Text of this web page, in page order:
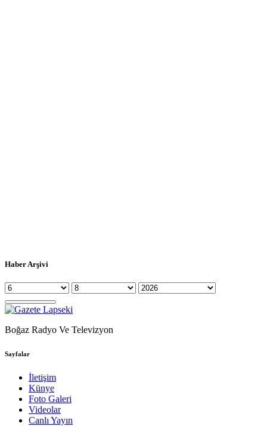
Haber Arşivi
Boğaz Radyo Ve Televizyon
Sayfalar
İletişim
Künye
Foto Galeri
Videolar
Canlı Yayın